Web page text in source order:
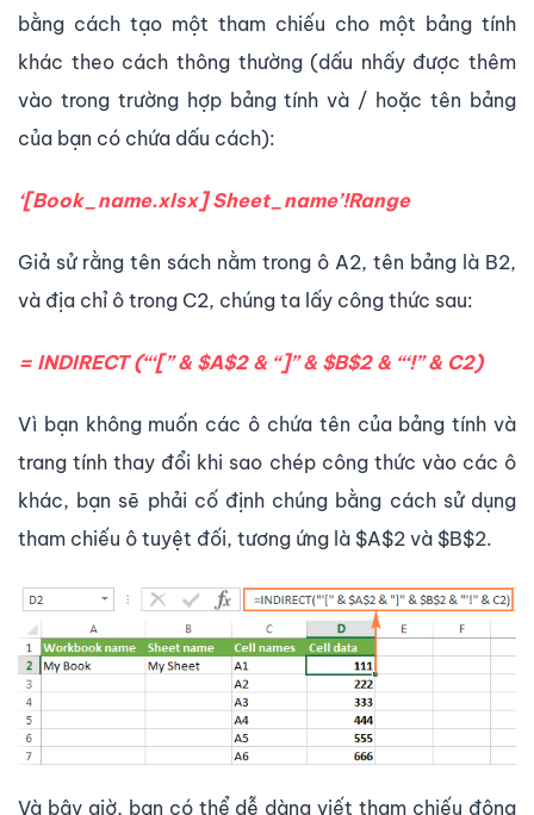
bằng cách tạo một tham chiếu cho một bảng tính
khác theo cách thông thường (dấu nhấy được thêm
vào trong trường hợp bảng tính và / hoặc tên bảng
của bạn có chứa dấu cách):
‘[Book_name.xlsx] Sheet_name’!Range
Giả sử rằng tên sách nằm trong ô A2, tên bảng là B2,
và địa chỉ ô trong C2, chúng ta lấy công thức sau:
= INDIRECT (“‘[” & $A$2 & “]” & $B$2 & “‘!” & C2)
Vì bạn không muốn các ô chứa tên của bảng tính và
trang tính thay đổi khi sao chép công thức vào các ô
khác, bạn sẽ phải cố định chúng bằng cách sử dụng
tham chiếu ô tuyệt đối, tương ứng là $A$2 và $B$2.
Và bây giờ, bạn có thể dễ dàng viết tham chiếu động